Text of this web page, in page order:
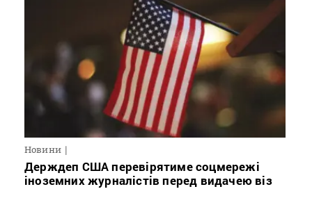
Новини
Держдеп США перевірятиме соцмережі
іноземних журналістів перед видачею віз